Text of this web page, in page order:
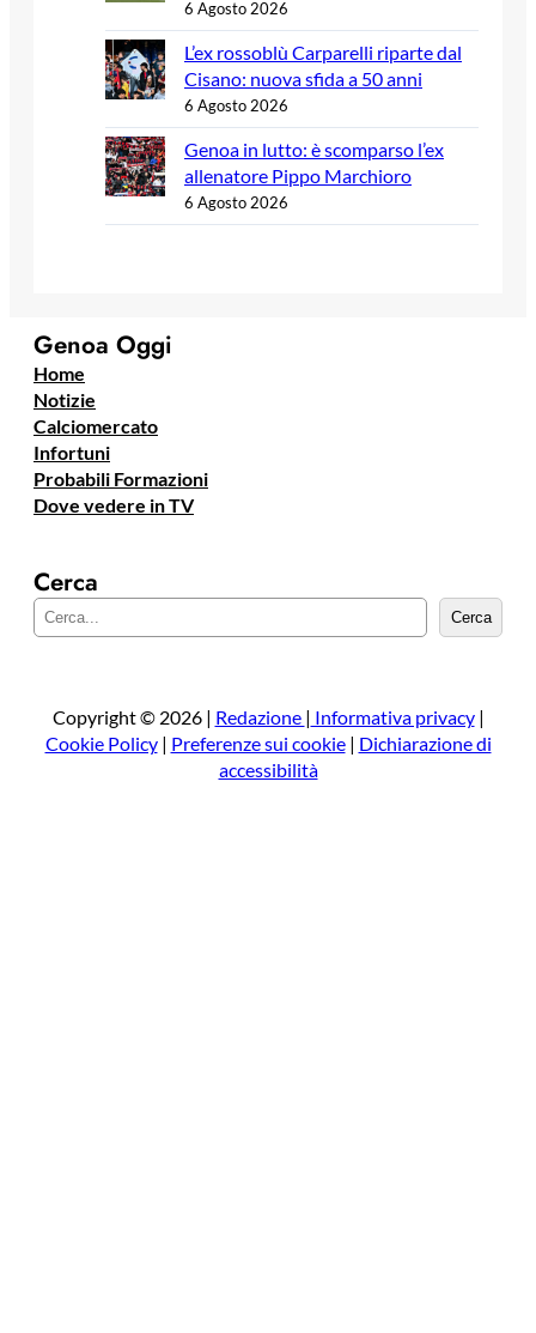
6 Agosto 2026
L’ex rossoblù Carparelli riparte dal
Cisano: nuova sfida a 50 anni
6 Agosto 2026
Genoa in lutto: è scomparso l’ex
allenatore Pippo Marchioro
6 Agosto 2026
Genoa Oggi
Home
Notizie
Calciomercato
Infortuni
Probabili Formazioni
Dove vedere in TV
Cerca
e
a
Cerca
Copyright © 2026 | Redazione | Informativa privacy|
Cookie Policy| Preferenze sui cookie| Dichiarazione di
accessibilità